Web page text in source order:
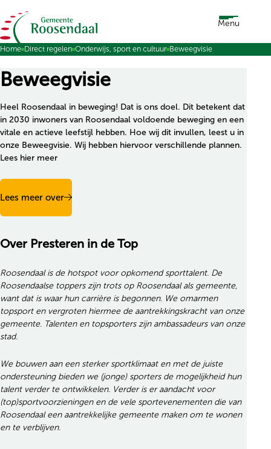
Ga naar de inhoud Menu
Home Direct regelen Onderwijs, sport en cultuur Beweegvisie
Beweegvisie
Heel Roosendaal in beweging! Dat is ons doel. Dit betekent dat
in 2030 inwoners van Roosendaal voldoende beweging en een
vitale en actieve leefstijl hebben. Hoe wij dit invullen, leest u in
onze Beweegvisie. Wij hebben hiervoor verschillende plannen.
Lees hier meer
Lees meer over
Over Presteren in de Top
Roosendaal is de hotspot voor opkomend sporttalent. De
Roosendaalse toppers zijn trots op Roosendaal als gemeente,
want dat is waar hun carrière is begonnen. We omarmen
topsport en vergroten hiermee de aantrekkingskracht van onze
gemeente. Talenten en topsporters zijn ambassadeurs van onze
stad.
We bouwen aan een sterker sportklimaat en met de juiste
ondersteuning bieden we (jonge) sporters de mogelijkheid hun
talent verder te ontwikkelen. Verder is er aandacht voor
(top)sportvoorzieningen en de vele sportevenementen die van
Roosendaal een aantrekkelijke gemeente maken om te wonen
en te verblijven.